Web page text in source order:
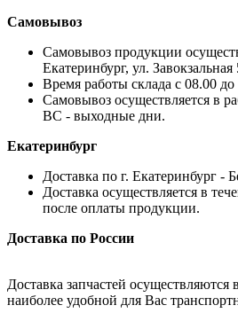
Самовывоз
Самовывоз продукции
Екатеринбург, ул.
Время работы склада с 08.00 до
Самовывоз осуществляется в
ВС - выходные дни.
Екатеринбург
Доставка по г. Екатеринбург -
Доставка осуществляется в
после оплаты продукции.
Доставка по России
Доставка запчастей
наиболее удобной для Вас